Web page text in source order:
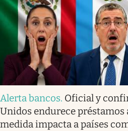
Alerta bancos. Oficial y
Unidos endurece
medida impacta a países